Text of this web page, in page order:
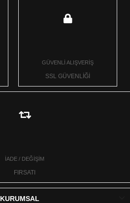
GÜVENLİ ALIŞVERİŞ
SSL GÜVENLİĞİ
İADE / DEĞİŞİM
FIRSATI
KURUMSAL